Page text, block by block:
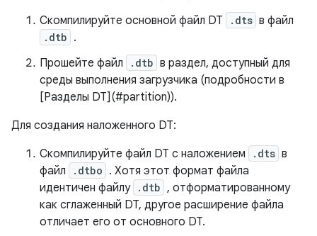
Скомпилируйте основной файл DT
.dts в файл
.dtb .
Прошейте файл
.dtb в раздел, доступный для
среды выполнения загрузчика (подробности в
[Разделы DT](#partition)).
Для создания наложенного DT:
Скомпилируйте файл DT с наложением
.dts в
файл
.dtbo . Хотя этот формат файла
идентичен файлу .dtb , отформатированному
как сглаженный DT, другое расширение файла
отличает его от основного DT.